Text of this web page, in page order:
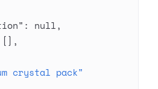
: null,
crystal pack"